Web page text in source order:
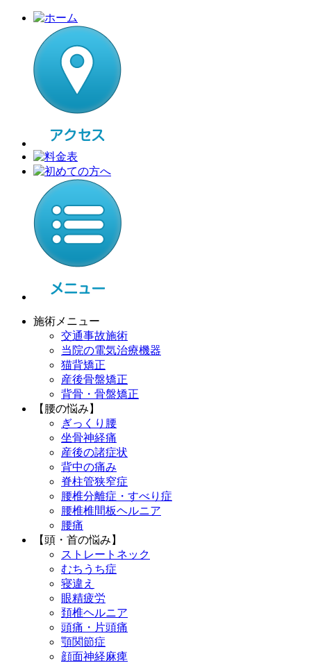
施術メニュー
交通事故施術
当院の電気治療機器
猫背矯正
産後骨盤矯正
背骨・骨盤矯正
【腰の悩み】
ぎっくり腰
坐骨神経痛
産後の諸症状
背中の痛み
脊柱管狭窄症
腰椎分離症・すべり症
腰椎椎間板ヘルニア
腰痛
【頭・首の悩み】
ストレートネック
むちうち症
寝違え
眼精疲労
頚椎ヘルニア
頭痛・片頭痛
顎関節症
顔面神経麻痺